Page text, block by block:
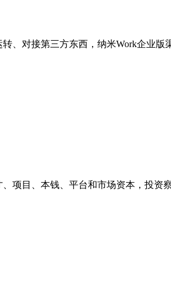
、对接第三方东西，纳米Work企业版
项目、本钱、平台和市场资本，投资